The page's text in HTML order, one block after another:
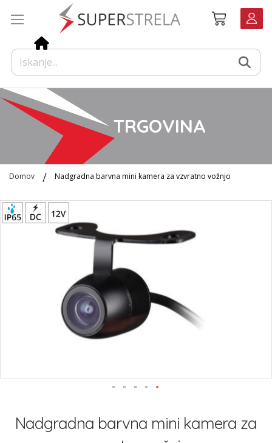
Košarica
TRGOVINA
Domov Nadgradna barvna mini kamera za vzvratno vožnjo
Preskoči
na
začetekNadgradna barvna mini kamera za